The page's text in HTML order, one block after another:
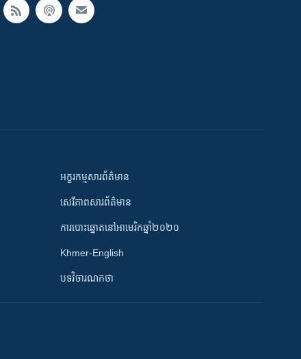
អក្ខរកម្មសារព័ត៌មាន
សេរីភាពសារព័ត៌មាន
ការបោះឆ្នោតនៅអាមេរិកឆ្នាំ២០២០
Khmer-English
បទវិចារណកថា